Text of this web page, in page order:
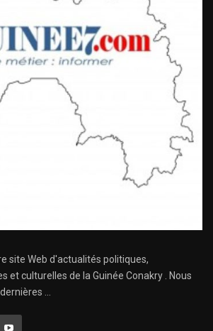
site Web d'actualités politiques,
et culturelles de la Guinée Conakry . Nous
...